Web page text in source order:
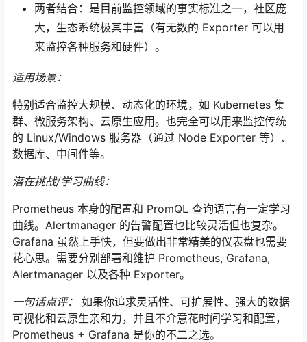
两者结合：是目前监控领域的事实标准之一，社区庞
大，生态系统极其丰富（有无数的 Exporter 可以用
来监控各种服务和硬件）。
适用场景：
特别适合监控大规模、动态化的环境，如 Kubernetes 集
群、微服务架构、云原生应用。也完全可以用来监控传统
的 Linux/Windows 服务器（通过 Node Exporter 等）、
数据库、中间件等。
潜在挑战/学习曲线：
Prometheus 本身的配置和 PromQL 查询语言有一定学习
曲线。Alertmanager 的告警配置也比较灵活但也复杂。
Grafana 虽然上手快，但要做出非常精美的仪表盘也需要
花心思。需要分别部署和维护 Prometheus, Grafana,
Alertmanager 以及各种 Exporter。
一句话点评：
如果你追求灵活性、可扩展性、强大的数据
可视化和云原生亲和力，并且不介意花时间学习和配置，
Prometheus + Grafana 是你的不二之选。